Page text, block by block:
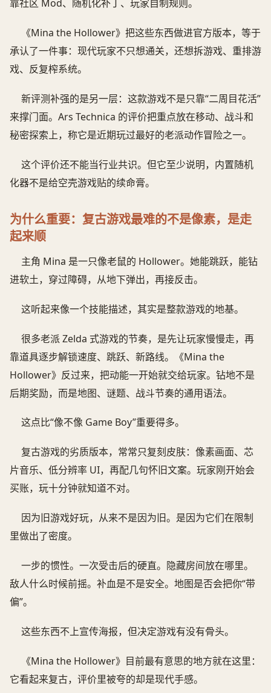
靠社区 Mod、随机化补丁、玩家自制规则。
《Mina the Hollower》把这些东西做进官方版本，等于
承认了一件事：现代玩家不只想通关，还想拆游戏、重排游
戏、反复榨系统。
新评测补强的是另一层：这款游戏不是只靠“二周目花活”
来撑门面。Ars Technica 的评价把重点放在移动、战斗和
秘密探索上，称它是近期玩过最好的老派动作冒险之一。
这个评价还不能当行业共识。但它至少说明，内置随机
化器不是给空壳游戏贴的续命膏。
为什么重要：复古游戏最难的不是像素，是走
起来顺
主角 Mina 是一只像老鼠的 Hollower。她能跳跃，能钻
进软土，穿过障碍，从地下弹出，再接反击。
这听起来像一个技能描述，其实是整款游戏的地基。
很多老派 Zelda 式游戏的节奏，是先让玩家慢慢走，再
靠道具逐步解锁速度、跳跃、新路线。《Mina the
Hollower》反过来，把动能一开始就交给玩家。钻地不是
后期奖励，而是地图、谜题、战斗节奏的通用语法。
这点比“像不像 Game Boy”重要得多。
复古游戏的劣质版本，常常只复刻皮肤：像素画面、芯
片音乐、低分辨率 UI，再配几句怀旧文案。玩家刚开始会
买账，玩十分钟就知道不对。
因为旧游戏好玩，从来不是因为旧。是因为它们在限制
里做出了密度。
一步的惯性。一次受击后的硬直。隐藏房间放在哪里。
敌人什么时候前摇。补血是不是安全。地图是否会把你“带
偏”。
这些东西不上宣传海报，但决定游戏有没有骨头。
《Mina the Hollower》目前最有意思的地方就在这里：
它看起来复古，评价里被夸的却是现代手感。